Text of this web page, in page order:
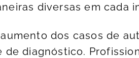
diversas em cada
dos casos de
de diagnóstico.